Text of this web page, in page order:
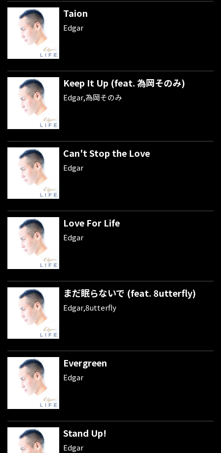
Taion
Edgar
Keep It Up (feat. 為岡そのみ)
Edgar,為岡そのみ
Can't Stop the Love
Edgar
Love For Life
Edgar
まだ眠らないで (feat. 8utterfly)
Edgar,8utterfly
Evergreen
Edgar
Stand Up!
Edgar